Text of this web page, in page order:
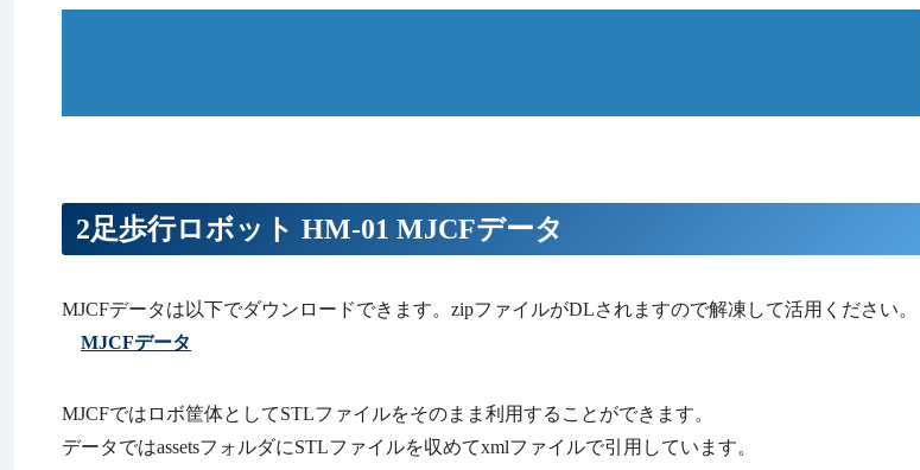
2足歩行ロボット HM-01 MJCFデータ
MJCFデータは以下でダウンロードできます。zipファイルがDLされますので解凍して活用ください。
MJCFデータ
MJCFではロボ筐体としてSTLファイルをそのまま利用することができます。
データではassetsフォルダにSTLファイルを収めてxmlファイルで引用しています。